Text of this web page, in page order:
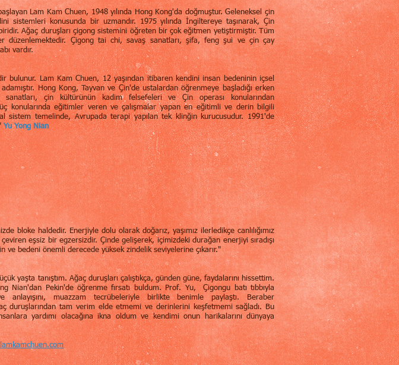
Lam Kam Chuen, 1948 yılında Hong Kong'da doğmuştur. Geleneksel çin
sistemleri konusunda bir uzmandır. 1975 yılında İngiltereye taşınarak, Çin
biridir. Ağaç duruşları çigong sistemini öğreten bir çok eğitmen yetiştirmiştir. Tüm
düzenlemektedir. Çigong tai chi, savaş sanatları, şifa, feng şui ve çin çay
vardır.
bulunur. Lam Kam Chuen, 12 yaşından itibaren kendini insan bedeninin içsel
Hong Kong, Tayvan ve Çin'de ustalardan öğrenmeye başladığı erken
çin kültürünün kadim felsefeleri ve Çin operası konularından
konularında eğitimler veren ve çalışmalar yapan en eğitimli ve derin bilgili
sistem temelinde, Avrupada terapi yapılan tek klinğin kurucusudur. 1991'de
Yu Yong Nian
bloke haldedir. Enerjiyle dolu olarak doğarız, yaşımız ilerledikçe canlılığımız
eşsiz bir egzersizdir. Çinde gelişerek, içimizdeki durağan enerjiyi sıradışı
ve bedeni önemli derecede yüksek zindelik seviyelerine çıkarır."
yaşta tanıştım. Ağaç duruşları çalıştıkça, günden güne, faydalarını hissettim.
Nian'dan Pekin'de öğrenme fırsatı buldum. Prof. Yu, Çigongu batı tıbbıyla
anlayışını, muazzam tecrübeleriyle birlikte benimle paylaştı. Beraber
duruşlarından tam verim elde etmemi ve derinlerini keşfetmemi sağladı. Bu
yardımı olacağına ikna oldum ve kendimi onun harikalarını dünyaya
lamkamchuen.com